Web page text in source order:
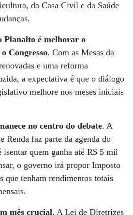
da Casa Civil e da Saúde
Planalto é melhorar o
Congresso. Com as Mesas da
e uma reforma
a expectativa é que o diálogo
melhore nos meses iniciais
no centro do debate. A
Renda faz parte da agenda do
isentar quem ganha até R$ 5 mil
o governo irá propor Imposto
que tenham rendimentos totais
mês crucial. A Lei de Diretrizes